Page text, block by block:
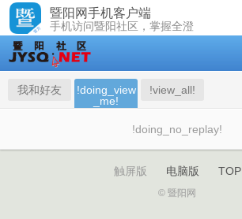
暨阳网手机客户端
手机访问暨阳社区，掌握全澄
我和好友
!doing_view
_me!
!view_all!
!doing_no_replay!
触屏版 电脑版 TOP
© 暨阳网